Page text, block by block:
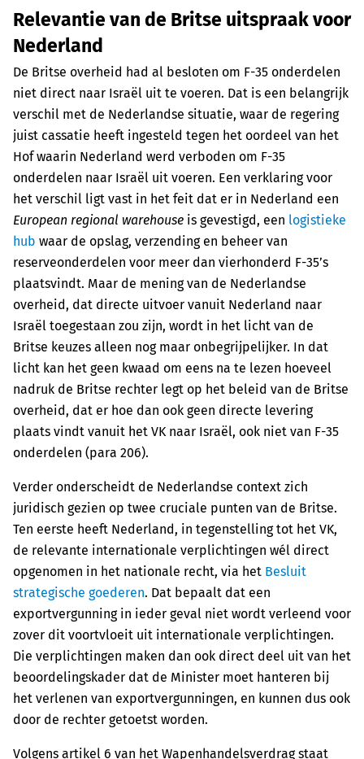
Relevantie van de Britse uitspraak voor
Nederland
De Britse overheid had al besloten om F-35 onderdelen
niet direct naar Israël uit te voeren. Dat is een belangrijk
verschil met de Nederlandse situatie, waar de regering
juist cassatie heeft ingesteld tegen het oordeel van het
Hof waarin Nederland werd verboden om F-35
onderdelen naar Israël uit voeren. Een verklaring voor
het verschil ligt vast in het feit dat er in Nederland een
European regional warehouse is gevestigd, een logistieke
hub waar de opslag, verzending en beheer van
reserveonderdelen voor meer dan vierhonderd F-35’s
plaatsvindt. Maar de mening van de Nederlandse
overheid, dat directe uitvoer vanuit Nederland naar
Israël toegestaan zou zijn, wordt in het licht van de
Britse keuzes alleen nog maar onbegrijpelijker. In dat
licht kan het geen kwaad om eens na te lezen hoeveel
nadruk de Britse rechter legt op het beleid van de Britse
overheid, dat er hoe dan ook geen directe levering
plaats vindt vanuit het VK naar Israël, ook niet van F-35
onderdelen (para 206).
Verder onderscheidt de Nederlandse context zich
juridisch gezien op twee cruciale punten van de Britse.
Ten eerste heeft Nederland, in tegenstelling tot het VK,
de relevante internationale verplichtingen wél direct
opgenomen in het nationale recht, via het Besluit
strategische goederen. Dat bepaalt dat een
exportvergunning in ieder geval niet wordt verleend voor
zover dit voortvloeit uit internationale verplichtingen.
Die verplichtingen maken dan ook direct deel uit van het
beoordelingskader dat de Minister moet hanteren bij
het verlenen van exportvergunningen, en kunnen dus ook
door de rechter getoetst worden.
Volgens artikel 6 van het Wapenhandelsverdrag staat